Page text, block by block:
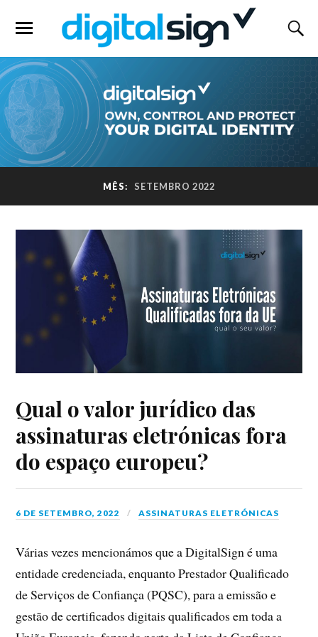
MÊS: SETEMBRO 2022
Qual o valor jurídico das
assinaturas eletrónicas fora
do espaço europeu?
6 DE SETEMBRO, 2022 ASSINATURAS ELETRÓNICAS
Várias vezes mencionámos que a DigitalSign é uma
entidade credenciada, enquanto Prestador Qualificado
de Serviços de Confiança (PQSC), para a emissão e
gestão de certificados digitais qualificados em toda a